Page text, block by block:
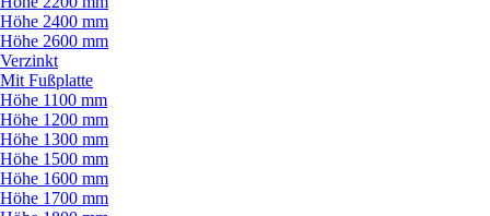
Höhe 2400 mm
Höhe 2600 mm
Verzinkt
Mit Fußplatte
Höhe 1100 mm
Höhe 1200 mm
Höhe 1300 mm
Höhe 1500 mm
Höhe 1600 mm
Höhe 1700 mm